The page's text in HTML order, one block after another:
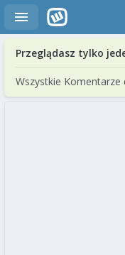
Przeglądasz tylko
Wszystkie Komentarze